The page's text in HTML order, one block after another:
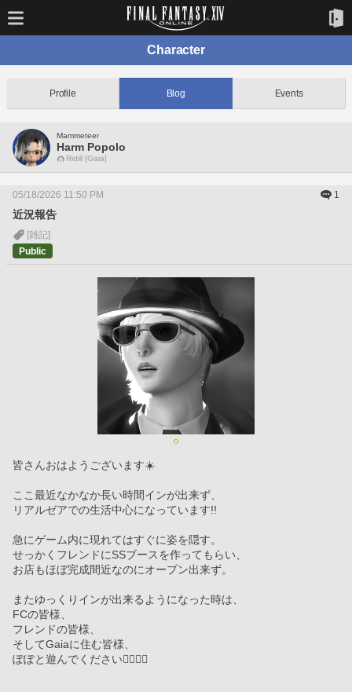
Character
Profile Blog Events
Mammeteer
Harm Popolo
Ridill [Gaia]
05/18/2026 11:50 PM 1
近況報告
[雑記]
Public
皆さんおはようございます☀️
ここ最近なかなか長い時間インが出来ず、
リアルゼアでの生活中心になっています!!
急にゲーム内に現れてはすぐに姿を隠す。
せっかくフレンドにSSブースを作ってもらい、
お店もほぼ完成間近なのにオープン出来ず。
またゆっくりインが出来るようになった時は、
FCの皆様、
フレンドの皆様、
そしてGaiaに住む皆様、
ぽぽと遊んでください🙇🏻‍♂️✨